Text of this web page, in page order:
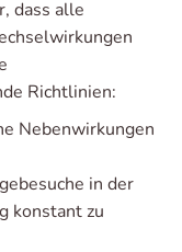
dass alle
Richtlinien:
Nebenwirkungen
in der
konstant zu